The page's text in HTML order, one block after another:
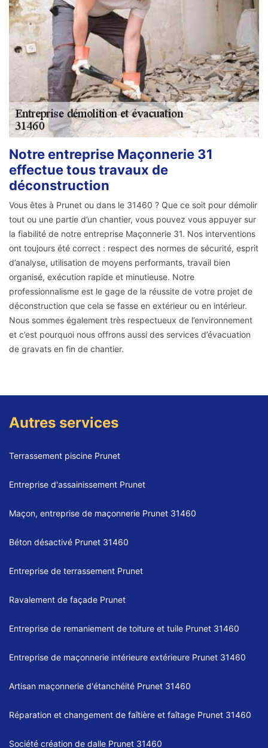
Notre entreprise Maçonnerie 31
effectue tous travaux de
déconstruction
Vous êtes à Prunet ou dans le 31460 ? Que ce soit pour démolir
tout ou une partie d’un chantier, vous pouvez vous appuyer sur
la fiabilité de notre entreprise Maçonnerie 31. Nos interventions
ont toujours été correct : respect des normes de sécurité, esprit
d’analyse, utilisation de moyens performants, travail bien
organisé, exécution rapide et minutieuse. Notre
professionnalisme est le gage de la réussite de votre projet de
déconstruction que cela se fasse en extérieur ou en intérieur.
Nous sommes également très respectueux de l’environnement
et c’est pourquoi nous offrons aussi des services d’évacuation
de gravats en fin de chantier.
Autres services
Terrassement piscine Prunet
Entreprise d'assainissement Prunet
Maçon, entreprise de maçonnerie Prunet 31460
Béton désactivé Prunet 31460
Entreprise de terrassement Prunet
Ravalement de façade Prunet
Entreprise de remaniement de toiture et tuile Prunet 31460
Entreprise de maçonnerie intérieure extérieure Prunet 31460
Artisan maçonnerie d'étanchéité Prunet 31460
Réparation et changement de faîtière et faîtage Prunet 31460
Société création de dalle Prunet 31460